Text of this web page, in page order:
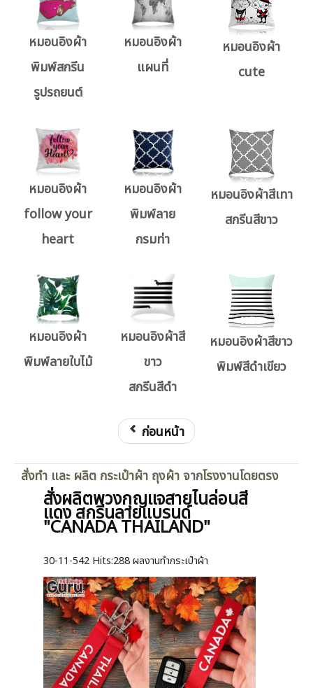
หมอนอิงผ้า
พิมพ์สกรีน
รูปรถยนต์
หมอนอิงผ้า
แผนที่
หมอนอิงผ้า
cute
หมอนอิงผ้า
follow your
heart
หมอนอิงผ้า
พิมพ์ลาย
กรมท่า
หมอนอิงผ้าสีเทา
สกรีนสีขาว
หมอนอิงผ้า
พิมพ์ลายใบไม้
หมอนอิงผ้าสี
ขาว
สกรีนสีดำ
หมอนอิงผ้าสีขาว
พิมพ์สีดำเขียว
ก่อนหน้า
สั่งทำ และ ผลิต กระเป๋าผ้า ถุงผ้า จากโรงงานโดยตรง
สั่งผลิตพวงกุญแจสายไนล่อนสี
แดง สกรีนลายแบรนด์
"CANADA THAILAND"
30-11-542 Hits:288 ผลงานทำกระเป๋าผ้า